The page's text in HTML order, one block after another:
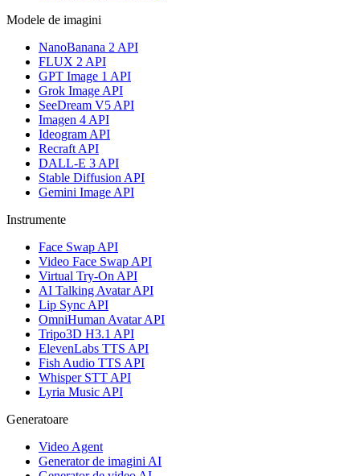
Modele de imagini
NanoBanana 2 API
FLUX 2 API
GPT Image 1 API
Grok Image API
SeeDream V5 API
Imagen 4 API
Ideogram API
Recraft API
DALL-E 3 API
Stable Diffusion API
Gemini Image API
Instrumente
Face Swap API
Video Face Swap API
Virtual Try-On API
AI Talking Avatar API
Lip Sync API
OmniHuman Avatar API
Tripo3D H3.1 API
ElevenLabs TTS API
Fish Audio TTS API
Whisper STT API
Lyria Music API
Generatoare
Video Agent
Generator de imagini AI